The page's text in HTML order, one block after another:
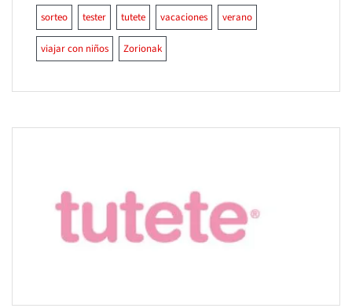
sorteo tester tutete vacaciones verano
viajar con niños Zorionak